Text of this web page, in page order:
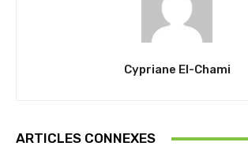
Cypriane El-Chami
ARTICLES CONNEXES